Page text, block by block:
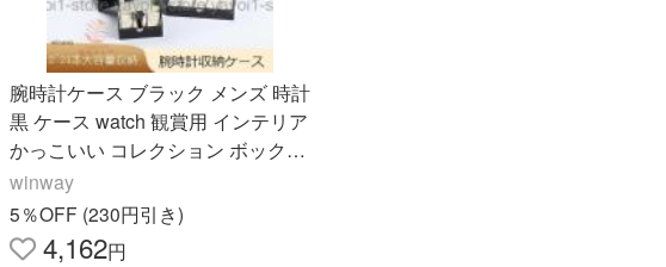
腕時計ケース ブラック メンズ 時計
黒 ケース watch 観賞用 インテリア
かっこいい コレクション ボックス
ディスプレイ ウォッチボックス 収
納 おしゃれ
winway
5％OFF (230円引き)
4,162円